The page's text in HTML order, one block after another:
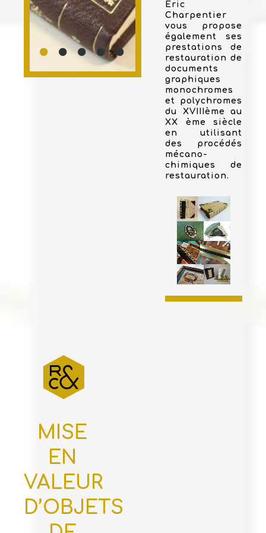
Eric
Charpentier
vous propose
également ses
prestations de
restauration de
documents
graphiques
monochromes
et polychromes
du XVIIIème au
XX ème siècle
en utilisant
des procédés
mécano-
chimiques de
restauration.
MISE
EN
VALEUR
D’OBJETS